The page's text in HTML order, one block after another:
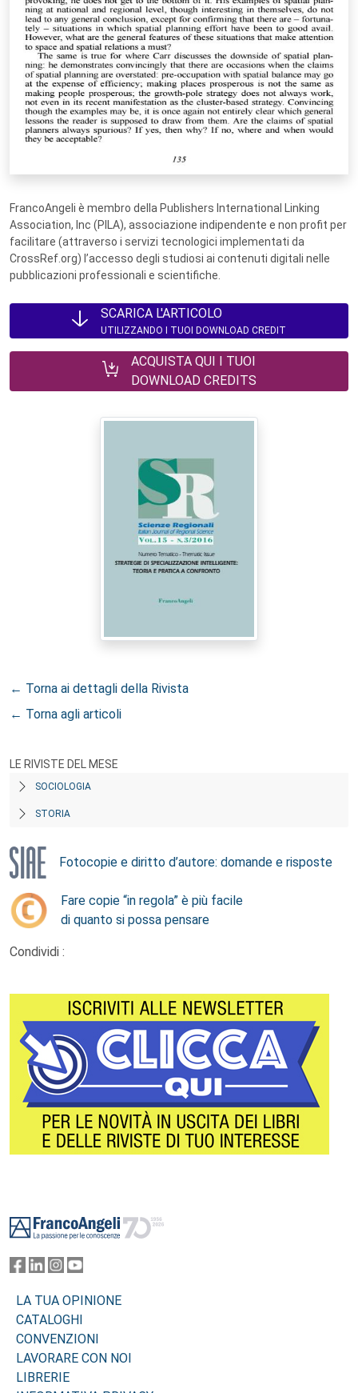
FrancoAngeli è membro della Publishers International Linking
Association, Inc (PILA), associazione indipendente e non profit per
facilitare (attraverso i servizi tecnologici implementati da
CrossRef.org) l’accesso degli studiosi ai contenuti digitali nelle
pubblicazioni professionali e scientifiche.
SCARICA L'ARTICOLO
UTILIZZANDO I TUOI DOWNLOAD CREDIT
ACQUISTA QUI I TUOI
DOWNLOAD CREDITS
← Torna ai dettagli della Rivista
← Torna agli articoli
LE RIVISTE DEL MESE
SOCIOLOGIA
STORIA
Fotocopie e diritto d’autore: domande e risposte
Fare copie “in regola” è più facile
di quanto si possa pensare
Condividi :
LA TUA OPINIONE
CATALOGHI
CONVENZIONI
LAVORARE CON NOI
LIBRERIE